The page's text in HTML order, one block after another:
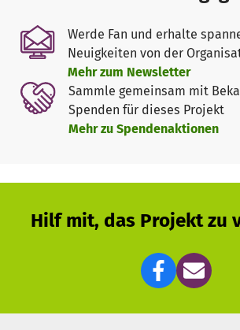
👉 Zu unseren Wegweisern
📖 Zu unseren Magazinen
Neben der Vernetzung fördern wir den
ohne Tabus. Durch unsere Plattform
Schweigen rund um Krebs und
Betroffenen, ihre Geschichten zu
Stigmatisierung oder Vorurteilen. Wir
👉 Zu unseren Geschichten
Mit unseren digitalen Veranstaltungen
Betroffenen dabei, sich nicht allein zu
Unterstützung zu finden. Zum Beispiel
Werde Fan und erhalte
Neuigkeiten von der
Mehr zum Newsletter
Sammle gemeinsam mit
Spenden für dieses Projekt
Mehr zu Spendenaktionen
Hilf mit, das Projekt zu